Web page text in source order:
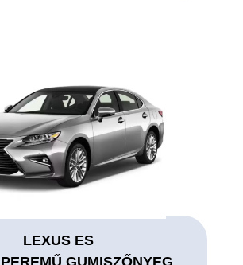
LEXUS ES
GUMISZŐNYEG